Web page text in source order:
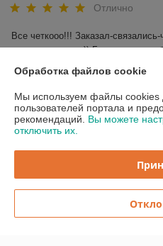
Отлично
Все четкооо!!! Заказал-
для наших широт)) Большое
Показать
О нас
Доставка и оплата
Обработка файлов cookie
Мы используем файлы cookies
пользователей портала и
рекомендаций. Вы можете
отключить их.